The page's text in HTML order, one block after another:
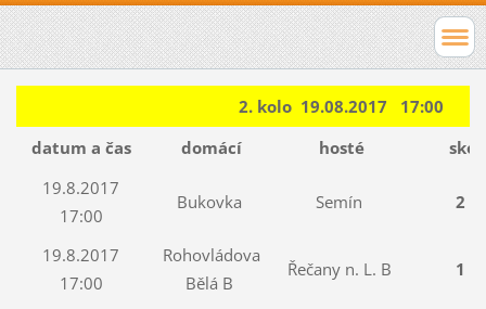
2. kolo 19.08.2017 17:00
datum a čas
domácí hosté
19.8.2017
17:00
Bukovka Semín 2 :
19.8.2017
17:00
Rohovládova
Bělá B
Řečany n. L. B 1 :